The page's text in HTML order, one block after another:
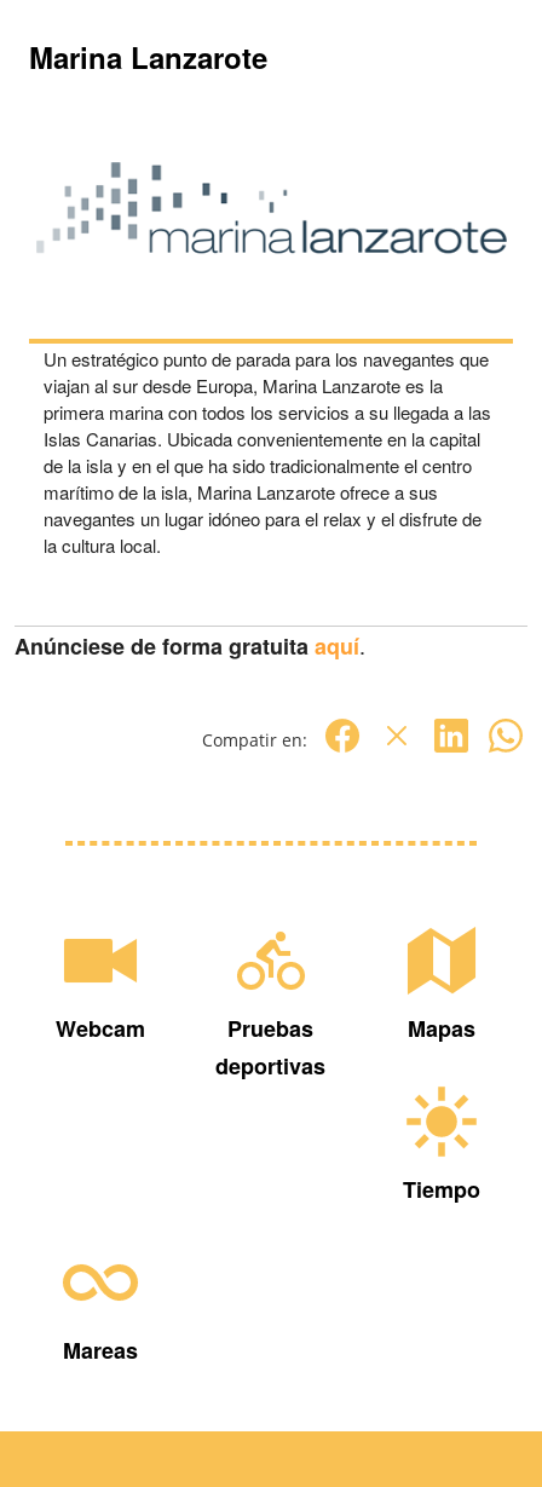
Marina Lanzarote
Un estratégico punto de parada para los navegantes que
viajan al sur desde Europa, Marina Lanzarote es la
primera marina con todos los servicios a su llegada a las
Islas Canarias. Ubicada convenientemente en la capital
de la isla y en el que ha sido tradicionalmente el centro
marítimo de la isla, Marina Lanzarote ofrece a sus
navegantes un lugar idóneo para el relax y el disfrute de
la cultura local.
Anúnciese de forma gratuitaaquí.
Compatir en:
Webcam
Pruebas
deportivas
Mapas
Tiempo
Mareas